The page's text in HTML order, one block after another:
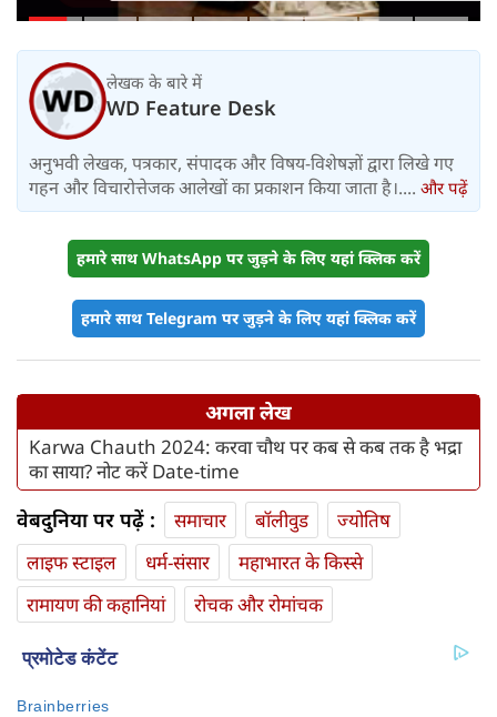
किसे नहीं
लेखक के बारे में
WD Feature Desk
अनुभवी लेखक, पत्रकार, संपादक और विषय-विशेषज्ञों द्वारा लिखे गए
गहन और विचारोत्तेजक आलेखों का प्रकाशन किया जाता है।.... और पढ़ें
हमारे साथ WhatsApp पर जुड़ने के लिए यहां क्लिक करें
हमारे साथ Telegram पर जुड़ने के लिए यहां क्लिक करें
अगला लेख
Karwa Chauth 2024: करवा चौथ पर कब से कब तक है भद्रा
का साया? नोट करें Date-time
वेबदुनिया पर पढ़ें : समाचार बॉलीवुड
ज्योतिष
लाइफ स्‍टाइल
धर्म-संसार
महाभारत के किस्से
रामायण की कहानियां
रोचक और रोमांचक